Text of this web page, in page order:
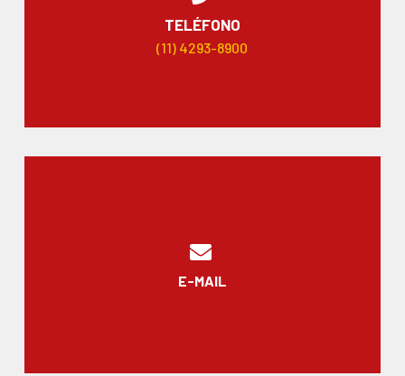
TELÉFONO
(11) 4293-8900
E-MAIL